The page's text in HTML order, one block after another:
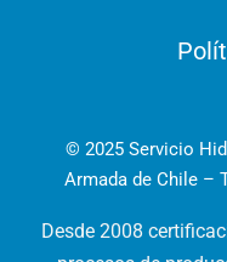
© 2025 Servicio
Armada de Chile –
Desde 2008